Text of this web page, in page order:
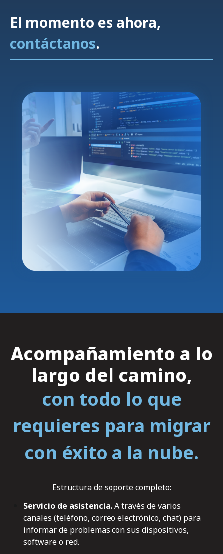
El momento es ahora,
contáctanos.
Acompañamiento a lo
largo del camino,
con todo lo que
requieres para migrar
con éxito a la nube.
Estructura de soporte completo:
Servicio de asistencia.A través de varios
canales (teléfono, correo electrónico, chat) para
informar de problemas con sus dispositivos,
software o red.